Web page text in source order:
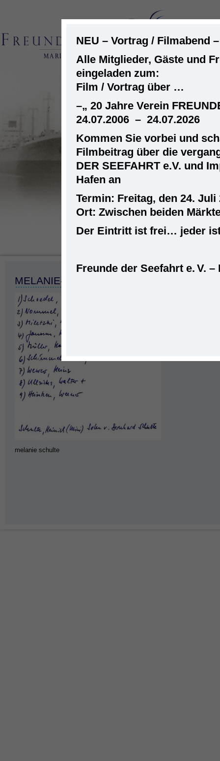
Startseite»Seefahrt» Schiffe» MS
MELANIE-PROBEFAHRT-6
melanie schulte
NEU – Vortrag / Filmabend
Alle Mitglieder, Gäste und
eingeladen zum:
Film / Vortrag über …
–„ 20 Jahre Verein
24.07.2006 – 24.07.2026
Kommen Sie vorbei und
Filmbeitrag über die
DER SEEFAHRT e.V. und
Hafen an
Termin: Freitag, den 24. Juli
Ort: Zwischen beiden
Der Eintritt ist frei… jeder
Freunde der Seefahrt e. V. –